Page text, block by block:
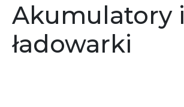
Akumulatory i
ładowarki